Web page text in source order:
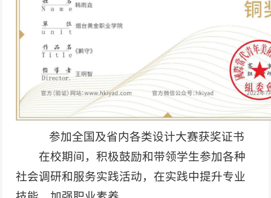
参加全国及省内各类设计大赛获奖证书
在校期间，积极鼓励和带领学生参加各种
社会调研和服务实践活动，在实践中提升专业